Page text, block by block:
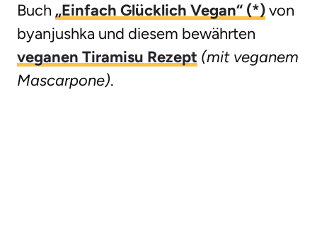
Buch „Einfach Glücklich Vegan“ (*)von
byanjushka und diesem bewährten
veganen Tiramisu Rezept (mit veganem
Mascarpone).